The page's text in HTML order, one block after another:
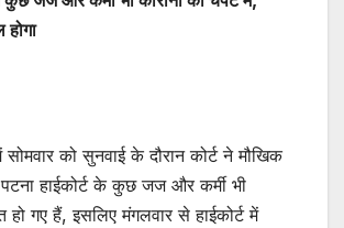
सोमवार को सुनवाई के दौरान कोर्ट ने मौखिक
हाईकोर्ट के कुछ जज और कर्मी भी
हो गए हैं, इसलिए मंगलवार से हाईकोर्ट में